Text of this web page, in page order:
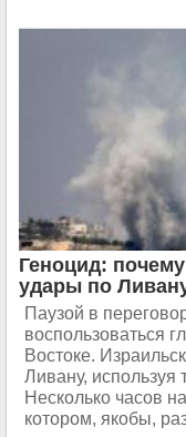
Геноцид:
удары по
Паузой в
воспользоваться
Востоке.
Ливану, используя
Несколько часов
котором, якобы,